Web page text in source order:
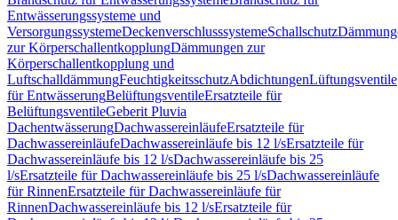
Entwässerungssysteme und
VersorgungssystemeDeckenverschlusssystemeSchallschutz
zur KörperschallentkopplungDämmungen zur
Körperschallentkopplung und
LuftschalldämmungFeuchtigkeitsschutzAbdichtungenLüftungsventile
für EntwässerungBelüftungsventileErsatzteile für
BelüftungsventileGeberit Pluvia
DachentwässerungDachwassereinläufeErsatzteile für
DachwassereinläufeDachwassereinläufe bis 12 l/sErsatzteile für
Dachwassereinläufe bis 12 l/sDachwassereinläufe bis 25
l/sErsatzteile für Dachwassereinläufe bis 25 l/sDachwassereinläufe
für RinnenErsatzteile für Dachwassereinläufe für
RinnenDachwassereinläufe bis 12 l/sErsatzteile für